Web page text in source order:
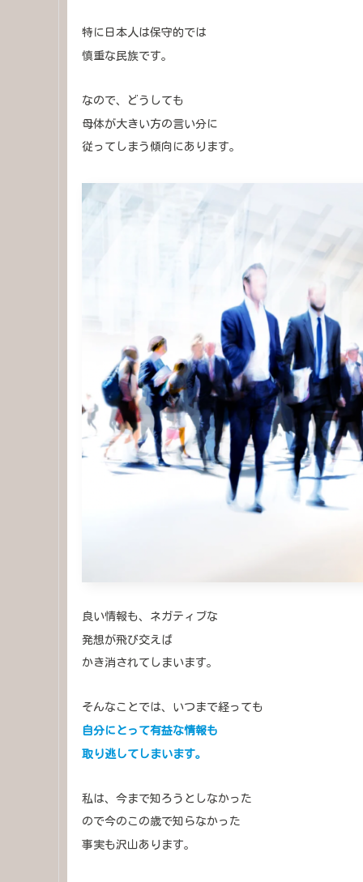
特に日本人は保守的では
慎重な民族です。
なので、どうしても
母体が大きい方の言い分に
従ってしまう傾向にあります。
良い情報も、ネガティブな
発想が飛び交えば
かき消されてしまいます。
そんなことでは、いつまで経っても
自分にとって有益な情報も
取り逃してしまいます。
私は、今まで知ろうとしなかった
ので今のこの歳で知らなかった
事実も沢山あります。